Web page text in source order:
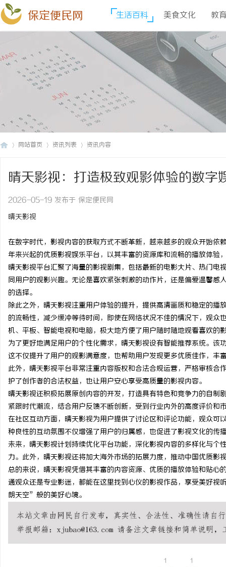
保定便民网 生活百科 美食文化 教
网站首页 资讯列表 资讯内容
晴天影视：打造极致观影体验的数字
2026-05-19 发布于 保定便民网
晴天影视
在数字时代，影视内容的获取方式不断革新，越来越多的观众开始
年来兴起的优质影视娱乐平台，以其丰富的资源库和流畅的播放体验
晴天影视平台汇聚了海量的影视剧集，包括最新的电影大片、热门
同用户的观影兴趣。无论是喜欢紧张刺激的动作片，还是偏爱温馨
的选择。
除此之外，晴天影视注重用户体验的提升，提供高清画质和稳定的
的流畅性，减少缓冲等待时间，即使在网络状况不佳的情况下，观
机、平板、智能电视和电脑，极大地方便了用户随时随地观看喜欢的
为了更好地满足用户的个性化需求，晴天影视设有智能推荐系统。
这不仅提升了用户的观影满意度，也帮助用户发现更多优质佳作，丰
此外，晴天影视平台非常注重内容版权和合法合规运营，严格审核
护了创作者的合法权益，也让用户安心享受高质量的影视内容。
晴天影视还积极拓展原创内容的开发，打造具有特色和竞争力的自
紧跟时代潮流，结合用户反馈不断创新，受到行业内外的高度评价和
在社区互动方面，晴天影视为用户提供了讨论区和评论功能，观众
种良性的互动氛围不仅增强了用户的归属感，也促进了影视文化的传
未来，晴天影视计划持续优化平台功能，深化影视内容的多样化与
力。此外，晴天影视还将加大海外市场的拓展力度，推动中国优质
总的来说，晴天影视凭借其丰富的内容资源、优质的播放体验和贴
通观众还是专业影迷，都能在这里找到心仪的影视作品，享受美好
朗天空”般的美好心境。
1 1
开店最怕“搜不到”为什
ai却天天给他免费派单？